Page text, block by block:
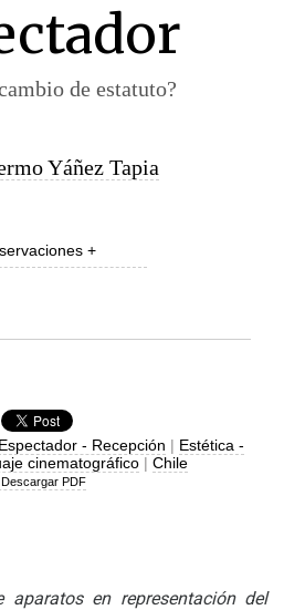
de estatuto?
Yáñez Tapia
+
Espectador - Recepción | Estética -
cinematográfico | Chile
Descargar PDF
aparatos en representación del